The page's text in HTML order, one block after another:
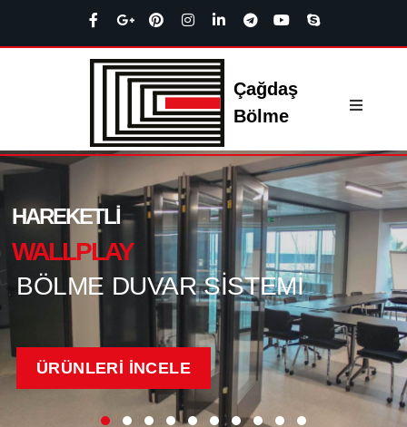
Çağdaş
Bölme
HAREKETLI
WALLPLAY
BÖLME DUVAR SISTEMI
ÜRÜNLERİ İNCELE